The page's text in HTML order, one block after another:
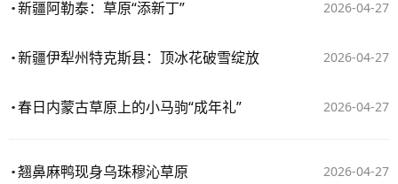
2026-04-27
新疆阿勒泰：草原“添新丁”
2026-04-27
新疆伊犁州特克斯县：顶冰花破雪绽放
2026-04-27
春日内蒙古草原上的小马驹“成年礼”
2026-04-27
翘鼻麻鸭现身乌珠穆沁草原